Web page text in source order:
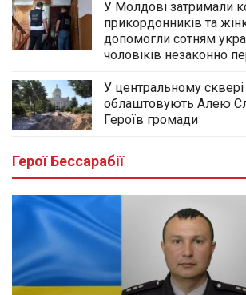
У Молдові затримали
прикордонників та
допомогли сотням
чоловіків незаконно
У центральному
облаштовують Алею
Героїв громади
Герої Бессарабії